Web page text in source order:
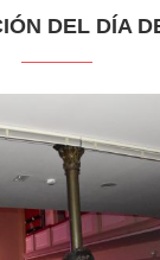
DEL DÍA